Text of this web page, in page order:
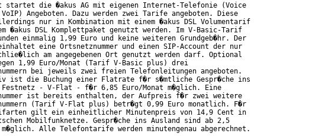
startet die �akus AG mit eigenen Internet-Telefonie (Voice
Angeboten. Dazu werden zwei Tarife angeboten. Diese
nur in Kombination mit einem �akus DSL Volumentarif
�akus DSL Komplettpaket genutzt werden. Im V-Basic-Tarif
einmalig 1,99 Euro und keine weiteren Grundgeb�hr. Der
eine Ortsnetznummer und einen SIP-Account der nur
am angegebenen Ort genutzt werden darf. Optional
1,99 Euro/Monat (Tarif V-Basic plus) drei
bei jeweils zwei freien Telefonleitungen angeboten.
ist die Buchung einer Flatrate f�r s�mtliche Gespr�che ins
Festnetz - V-Flat - f�r 6,85 Euro/Monat m�glich. Eine
ist bereits enthalten, der Aufpreis f�r zwei weitere
(Tarif V-Flat plus) betr�gt 0,99 Euro monatlich. F�r
gilt ein einheitlicher Minutenpreis von 14,9 Cent in
Mobilfunknetze. Gespr�che ins Ausland sind ab 2,5
m�glich. Alle Telefontarife werden minutengenau abgerechnet.